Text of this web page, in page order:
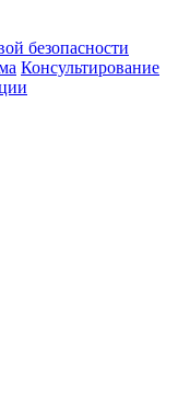
безопасности
Консультирование